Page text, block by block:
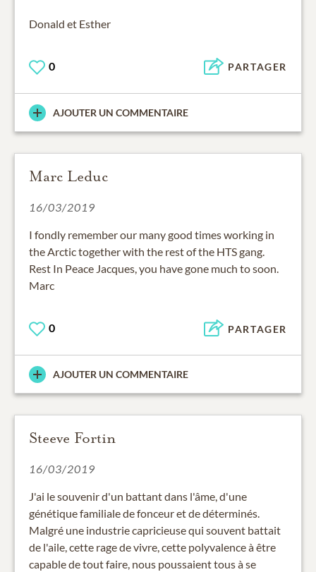
Donald et Esther
0 PARTAGER
AJOUTER UN COMMENTAIRE
Marc Leduc
16/03/2019
I fondly remember our many good times working in
the Arctic together with the rest of the HTS gang.
Rest In Peace Jacques, you have gone much to soon.
Marc
0 PARTAGER
AJOUTER UN COMMENTAIRE
Steeve Fortin
16/03/2019
J'ai le souvenir d'un battant dans l'âme, d'une
génétique familiale de fonceur et de déterminés.
Malgré une industrie capricieuse qui souvent battait
de l'aile, cette rage de vivre, cette polyvalence à être
capable de tout faire, nous poussaient tous à se